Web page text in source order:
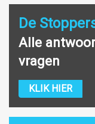
De
Alle
vragen
KLIK HIER